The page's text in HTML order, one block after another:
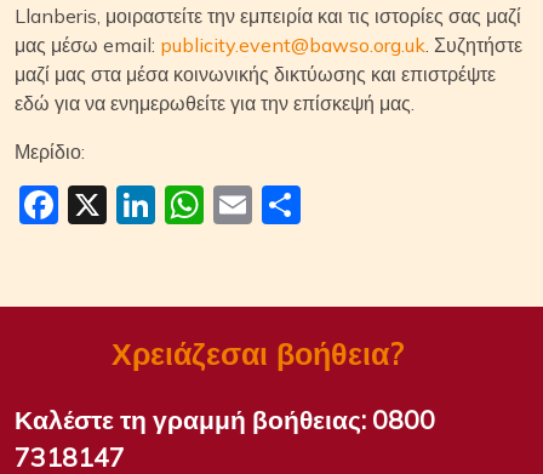
Llanberis, μοιραστείτε την εμπειρία και τις ιστορίες σας μαζί
μας μέσω email: publicity.event@bawso.org.uk . Συζητήστε
μαζί μας στα μέσα κοινωνικής δικτύωσης και επιστρέψτε
εδώ για να ενημερωθείτε για την επίσκεψή μας.
Μερίδιο:
Facebook
X LinkedIn
WhatsApp
Email
Χρειάζεσαι βοήθεια?
Καλέστε τη γραμμή βοήθειας: 0800
7318147